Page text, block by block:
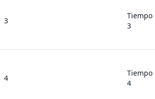
3
Tiempo
3
4
Tiempo
4